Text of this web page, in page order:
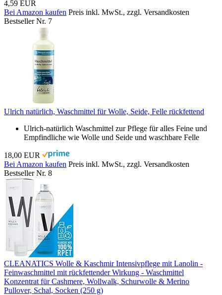
4,59 EUR
Bei Amazon kaufen Preis inkl. MwSt., zzgl. Versandkosten
Bestseller Nr. 7
Ulrich natürlich, Waschmittel für Wolle, Seide, Felle rückfettend
Ulrich-natürlich Waschmittel zur Pflege für alles Feine und
Empfindliche wie Wolle und Seide und waschbare Felle
18,00 EUR
Bei Amazon kaufen Preis inkl. MwSt., zzgl. Versandkosten
Bestseller Nr. 8
CLEANATICS Wolle & Kaschmir Intensivpflege mit Lanolin -
Feinwaschmittel mit rückfettender Wirkung - Waschmittel
Konzentrat für Cashmere, Wollwalk, Schurwolle & Merino
Pullover, Schal, Socken (250 g)